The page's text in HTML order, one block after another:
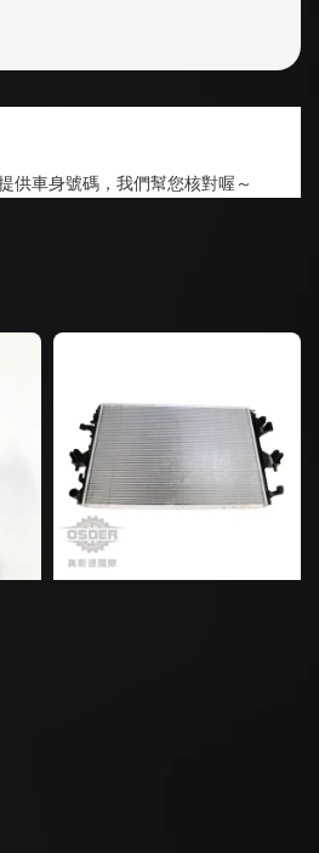
供車身號碼，我們幫您核對喔～